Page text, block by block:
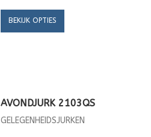
BEKIJK OPTIES
AVONDJURK 2103QS
GELEGENHEIDSJURKEN